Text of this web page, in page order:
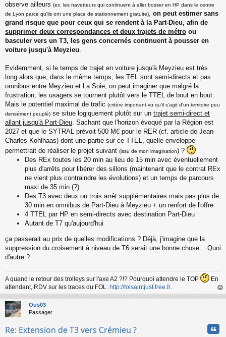
observe ailleurs (ex. les navetteurs qui continuent à aller bosser en HP dans le centre
de Lyon parce qu'ils ont une place de stationnement gratuite), on peut estimer sans
grand risque que pour ceux qui se rendent à la Part-Dieu, afin de
supprimer deux correspondances et deux trajets de métro ou
basculer vers un T3, les gens concernés continuent à pousser en
voiture jusqu'à Meyzieu.
Evidemment, si le temps de trajet en voiture jusqu'à Meyzieu est très
long alors que, dans le même temps, les TEL sont semi-directs et pas
omnibus entre Meyzieu et La Soie, on peut imaginer que malgré la
frustration, les usagers se tournent plutôt vers le TTEL de bout en bout.
Mais le potentiel maximal de trafic (critère important vu qu'il s'agit d'un territoire peu
densément peuplé) se situe logiquement plutôt sur un trajet semi-direct et
allant jusqu'à Part-Dieu. Sachant que l'horizon évoqué par la Région est
2027 et que le SYTRAL prévoit 500 M€ pour le RER (cf. article de Jean-
Charles Kohlhaas) dont une partie sur ce TTEL, quelle enveloppe
permettrait de réaliser le projet suivant (issu de mon imagination) ?
Des REx toutes les 20 min au lieu de 15 min avec éventuellement
plus d'arrêts pour libérer des sillons (maintenant que le contrat REx
ne vient plus contraindre les évolutions) et un temps de parcours
maxi de 35 min (?)
Des T3 avec deux ou trois arrêt supplémentaires mais pas plus de
30 min en omnibus de Part-Dieu à Meyzieu + un renfort de l'offre
4 TTEL par HP en semi-directs avec destination Part-Dieu
Autant de T7 qu'aujourd'hui
ça passerait au prix de quelles modifications ? Déjà, j'imagine que la
suppression du croisement à niveau de T6 serait une bonne chose... Quoi
d'autre ?
A quand le retour des trolleys sur l'axe A2 ?!? Pourquoi attendre le TOP
En
attendant, RDV sur les traces du FOL: http://folsaintjust.free.fr
au
Ous03
Passager
Re: Extension de T3 vers Crémieu ?